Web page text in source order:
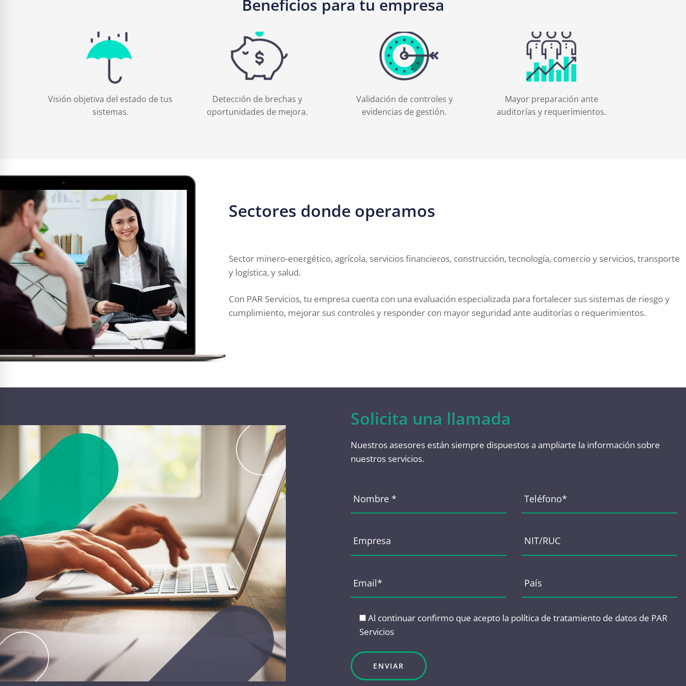
Beneficios para tu empresa
Visión objetiva del estado de tus
sistemas.
Detección de brechas y
oportunidades de mejora.
Validación de controles y
evidencias de gestión.
Mayor preparación ante
auditorías y requerimientos.
Sectores donde operamos
Sector minero-energético, agrícola, servicios financieros, construcción, tecnología, comercio y servicios, transporte
y logística, y salud.
Con PAR Servicios, tu empresa cuenta con una evaluación especializada para fortalecer sus sistemas de riesgo y
cumplimiento, mejorar sus controles y responder con mayor seguridad ante auditorías o requerimientos.
Solicita una llamada
Nuestros asesores están siempre dispuestos a ampliarte la información sobre
nuestros servicios.
Al continuar confirmo que acepto la política de tratamiento de datos de PAR
Servicios